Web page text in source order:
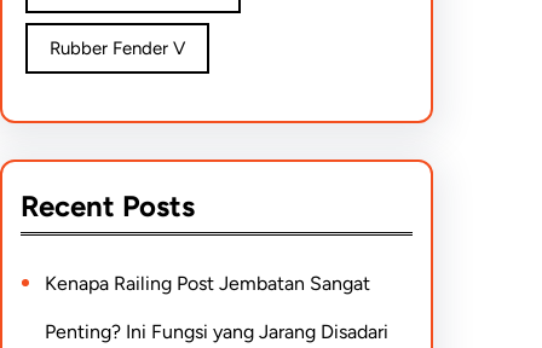
Rubber Fender V
Recent Posts
Kenapa Railing Post Jembatan Sangat
Penting? Ini Fungsi yang Jarang Disadari